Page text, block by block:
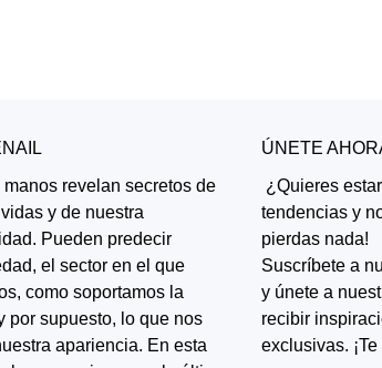
manos revelan secretos de
y de nuestra
Pueden predecir
el sector en el que
como soportamos la
por supuesto, lo que nos
apariencia. En esta
ÚNETE
¿Quieres
tendencias y
pierdas nada!
Suscríbete a
y únete a
recibir
exclusivas.